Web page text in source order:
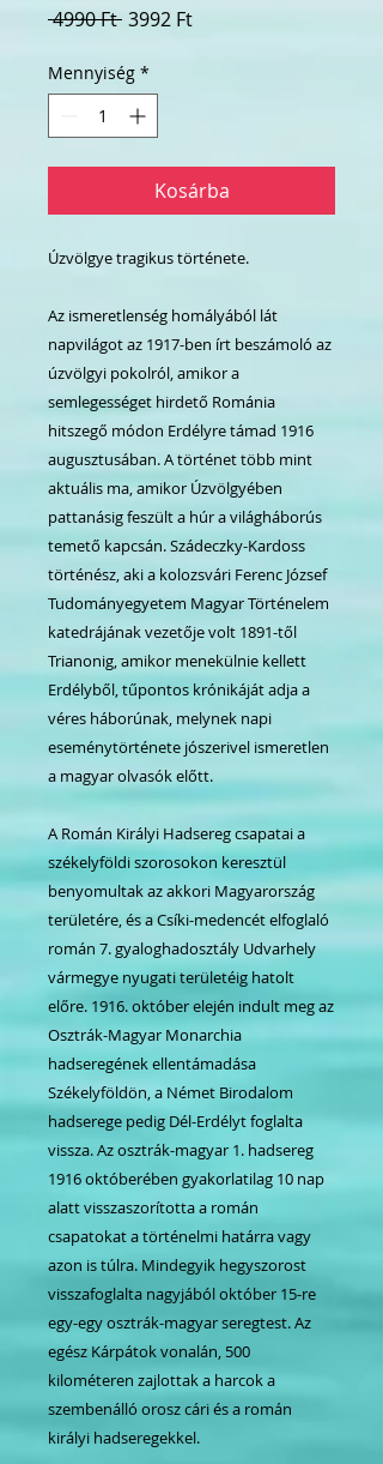
4990 Ft Szokásos
3992 FtAkciós
Mennyiség *
Kosárba
Úzvölgye tragikus története.
Az ismeretlenség homályából lát
napvilágot az 1917-ben írt beszámoló az
úzvölgyi pokolról, amikor a
semlegességet hirdető Románia
hitszegő módon Erdélyre támad 1916
augusztusában. A történet több mint
aktuális ma, amikor Úzvölgyében
pattanásig feszült a húr a világháborús
temető kapcsán. Szádeczky-Kardoss
történész, aki a kolozsvári Ferenc József
Tudományegyetem Magyar Történelem
katedrájának vezetője volt 1891-től
Trianonig, amikor menekülnie kellett
Erdélyből, tűpontos krónikáját adja a
véres háborúnak, melynek napi
eseménytörténete jószerivel ismeretlen
a magyar olvasók előtt.
A Román Királyi Hadsereg csapatai a
székelyföldi szorosokon keresztül
benyomultak az akkori Magyarország
területére, és a Csíki-medencét elfoglaló
román 7. gyaloghadosztály Udvarhely
vármegye nyugati területéig hatolt
előre. 1916. október elején indult meg az
Osztrák-Magyar Monarchia
hadseregének ellentámadása
Székelyföldön, a Német Birodalom
hadserege pedig Dél-Erdélyt foglalta
vissza. Az osztrák-magyar 1. hadsereg
1916 októberében gyakorlatilag 10 nap
alatt visszaszorította a román
csapatokat a történelmi határra vagy
azon is túlra. Mindegyik hegyszorost
visszafoglalta nagyjából október 15-re
egy-egy osztrák-magyar seregtest. Az
egész Kárpátok vonalán, 500
kilométeren zajlottak a harcok a
szembenálló orosz cári és a román
királyi hadseregekkel.